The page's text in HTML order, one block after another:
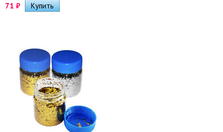
71 ₽